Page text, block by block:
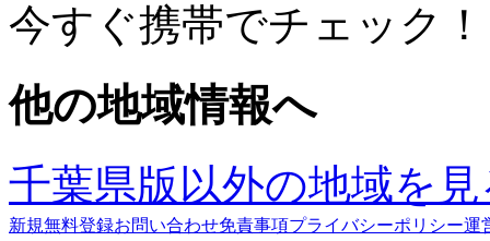
今すぐ携帯でチェック！
他の地域情報へ
千葉県版以外の地域を
新規無料登録お問い合わせ免責事項プライバシーポリシー運